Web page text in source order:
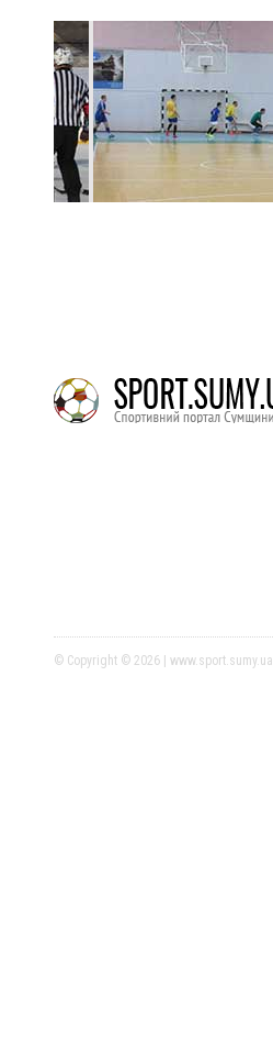
© Copyright © 2026 | www.sport.sumy.ua